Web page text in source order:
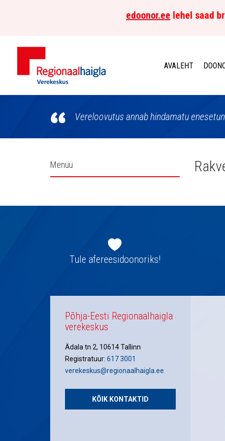
edoonor.ee lehel saad
Põhja-
Regionaalhaigla
Verekeskus
AVALEHT
Vereloovutus annab hindamatu
Külgpaani
Menüü
navigatsioonTule afereesidoonoriks!
Põhja-Eesti Regionaalhaigla
verekeskus
Ädala tn 2, 10614 Tallinn
Registratuur: 617 3001
verekeskus@regionaalhaigla.ee
KÕIK KONTAKTID